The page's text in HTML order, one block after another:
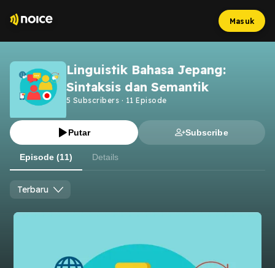
Masuk
Linguistik Bahasa Jepang:
Sintaksis dan Semantik
5 Subscribers · 11 Episode
Putar Subscribe
Episode (11) Details
Terbaru